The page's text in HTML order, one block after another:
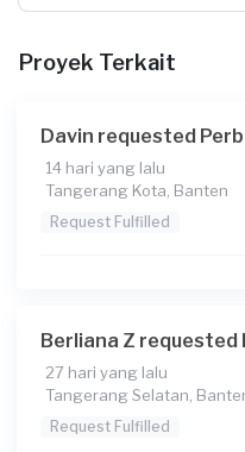
File
Proyek Terkait
Davin requested
14 hari yang lalu
Tangerang Kota, Banten
Request Fulfilled
Berliana Z requested
27 hari yang lalu
Tangerang Selatan,
Request Fulfilled